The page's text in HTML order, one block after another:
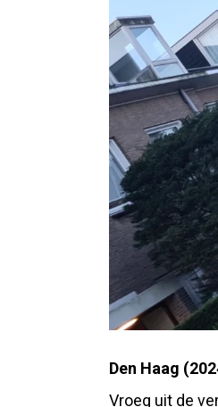
Den Haag (
Vroeg uit de